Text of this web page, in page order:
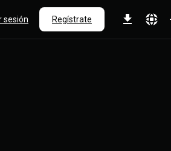
sesión Regístrate